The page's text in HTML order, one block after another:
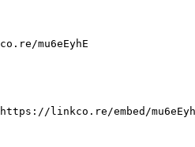
mu6eEyhE
linkco.re/embed/